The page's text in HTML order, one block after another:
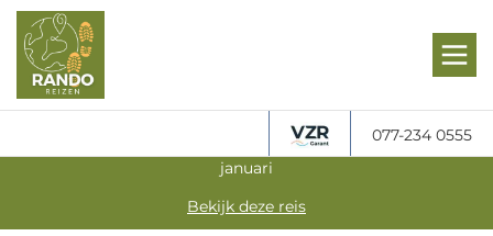
077-234 0555
Gegarandeerd vertrek: Actief Overwinteren in Andalusië in
januari
Bekijk deze reis